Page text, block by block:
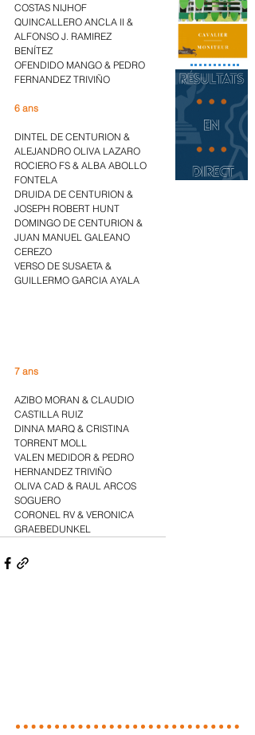
COSTAS NIJHOF
QUINCALLERO ANCLA II &
ALFONSO J. RAMIREZ
BENÍTEZ
OFENDIDO MANGO & PEDRO
FERNANDEZ TRIVIÑO
6 ans
DINTEL DE CENTURION &
ALEJANDRO OLIVA LAZARO
ROCIERO FS & ALBA ABOLLO
FONTELA
DRUIDA DE CENTURION &
JOSEPH ROBERT HUNT
DOMINGO DE CENTURION &
JUAN MANUEL GALEANO
CEREZO
VERSO DE SUSAETA &
GUILLERMO GARCIA AYALA
7 ans
AZIBO MORAN & CLAUDIO
CASTILLA RUIZ
DINNA MARQ & CRISTINA
TORRENT MOLL
VALEN MEDIDOR & PEDRO
HERNANDEZ TRIVIÑO
OLIVA CAD & RAUL ARCOS
SOGUERO
CORONEL RV & VERONICA
GRAEBEDUNKEL